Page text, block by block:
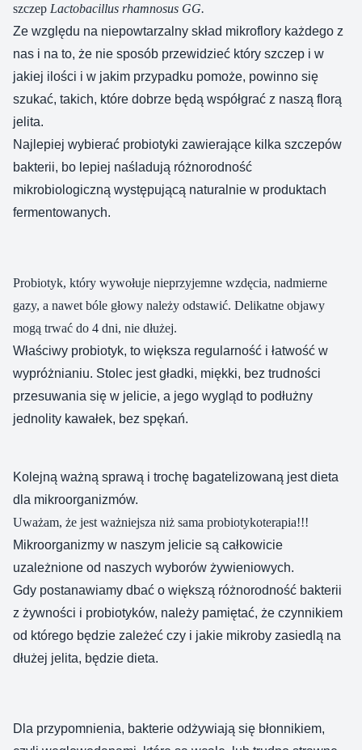
szczep Lactobacillus rhamnosus GG.
Ze względu na niepowtarzalny skład mikroflory każdego z
nas i na to, że nie sposób przewidzieć który szczep i w
jakiej ilości i w jakim przypadku pomoże, powinno się
szukać, takich, które dobrze będą współgrać z naszą florą
jelita.
Najlepiej wybierać probiotyki zawierające kilka szczepów
bakterii, bo lepiej naśladują różnorodność
mikrobiologiczną występującą naturalnie w produktach
fermentowanych.
Probiotyk, który wywołuje nieprzyjemne wzdęcia, nadmierne
gazy, a nawet bóle głowy należy odstawić. Delikatne objawy
mogą trwać do 4 dni, nie dłużej.
Właściwy probiotyk, to większa regularność i łatwość w
wypróżnianiu. Stolec jest gładki, miękki, bez trudności
przesuwania się w jelicie, a jego wygląd to podłużny
jednolity kawałek, bez spękań.
Kolejną ważną sprawą i trochę bagatelizowaną jest dieta
dla mikroorganizmów.
Uważam, że jest ważniejsza niż sama probiotykoterapia!!!
Mikroorganizmy w naszym jelicie są całkowicie
uzależnione od naszych wyborów żywieniowych.
Gdy postanawiamy dbać o większą różnorodność bakterii
z żywności i probiotyków, należy pamiętać, że czynnikiem
od którego będzie zależeć czy i jakie mikroby zasiedlą na
dłużej jelita, będzie dieta.
Dla przypomnienia, bakterie odżywiają się błonnikiem,